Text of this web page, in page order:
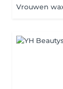
Vrouwen